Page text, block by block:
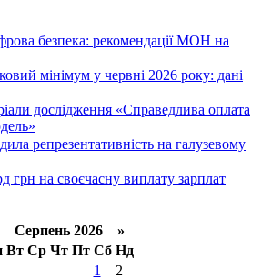
безпека: рекомендації МОН на
мінімум у червні 2026 року: дані
дослідження «Справедлива оплата
репрезентативність на галузевому
грн на своєчасну виплату зарплат
Серпень 2026 »
Вт Ср Чт Пт Сб Нд
1
2